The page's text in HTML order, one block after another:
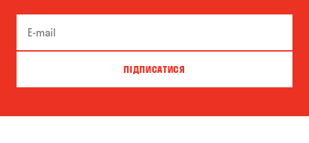
ПІДПИСАТИСЯ